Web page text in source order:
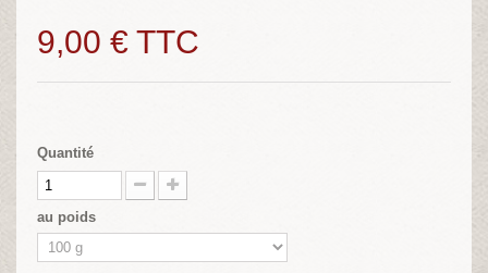
9,00 € TTC
Quantité
au poids